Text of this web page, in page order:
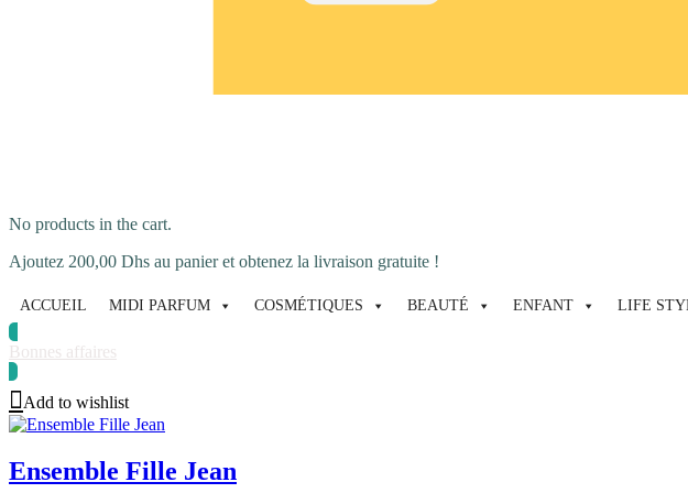
No products in the cart.
Ajoutez 200,00 Dhs au panier et obtenez la livraison gratuite !
ACCUEIL MIDI PARFUM COSMÉTIQUES BEAUTÉ ENFANT LIFE
Bonnes affaires
Add to wishlist
Ensemble Fille Jean